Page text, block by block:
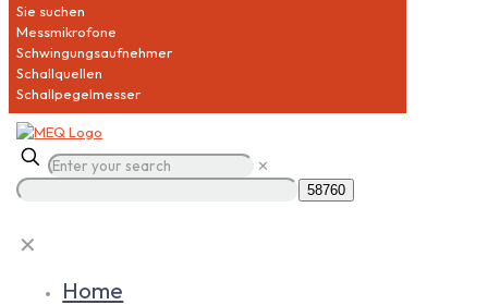
Sie suchen
Messmikrofone
Schwingungsaufnehmer
Schallquellen
Schallpegelmesser
✕
✕
Home